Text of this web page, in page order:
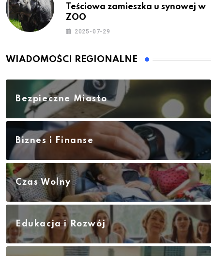
Teściowa zamieszka u synowej w
ZOO
2025-07-29
WIADOMOŚCI REGIONALNE
Bezpieczne Miasto
Biznes i Finanse
Czas Wolny
Edukacja i Rozwój